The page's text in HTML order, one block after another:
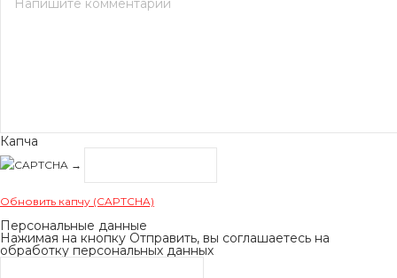
Капча
→
Обновить капчу (CAPTCHA)
Персональные данные
Нажимая на кнопку Отправить, вы соглашаетесь на
обработку персональных данных